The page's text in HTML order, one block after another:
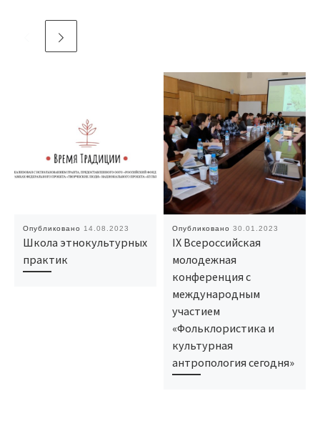
Опубликовано 14.08.2023
Школа этнокультурных
практик
Опубликовано 30.01.2023
IХ Всероссийская
молодежная
конференция с
международным
участием
«Фольклористика и
культурная
антропология сегодня»